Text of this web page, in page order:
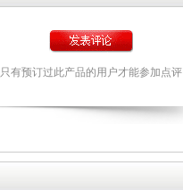
只有预订过此产品的用户才能参加点评